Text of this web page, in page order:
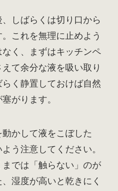
しばらくは切り口から
これを無理に止めよう
く、まずはキッチンペ
て余分な液を吸い取り
く静置しておけば自然
がります。
かして液をこぼした
う注意してください。
では「触らない」のが
湿度が高いと乾きにく